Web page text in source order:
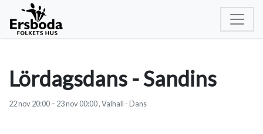
Lördagsdans - Sandins
22nov20:00– 23nov00:00, Valhall - Dans